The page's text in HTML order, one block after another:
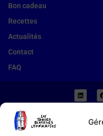
Bon cadeau
Recettes
Actualités
Contact
FAQ
11 av. de